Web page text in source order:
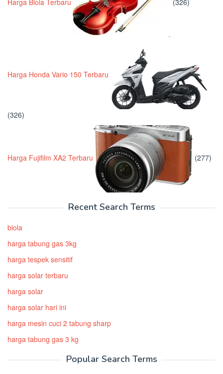
Harga Biola Terbaru (326)
Harga Honda Vario 150 Terbaru
(326)
Harga Fujifilm XA2 Terbaru (277)
Recent Search Terms
biola
harga tabung gas 3kg
harga tespek sensitif
harga solar terbaru
harga solar
harga solar hari ini
harga mesin cuci 2 tabung sharp
harga tabung gas 3 kg
Popular Search Terms